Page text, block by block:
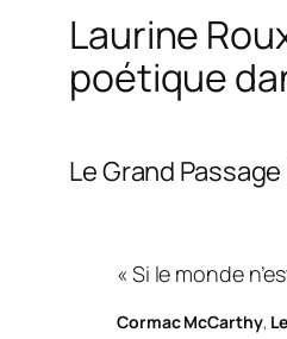
Laurine
poétique
Le Grand Passage
« Si le monde
Cormac McCarthy,